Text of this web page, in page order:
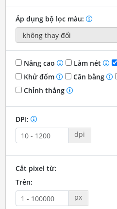
Áp dụng bộ lọc màu:
Nâng cao Làm nét
Khử đốm
Cân bằng
Chỉnh thẳng
DPI:
dpi
Cắt pixel từ:
Trên:
px